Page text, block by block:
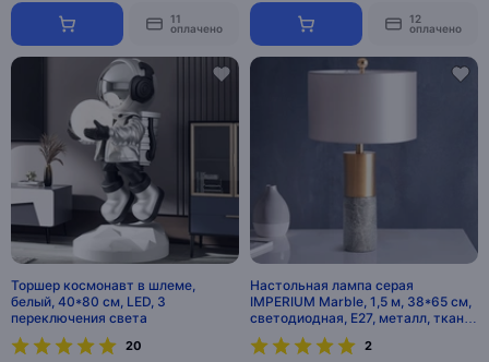
11
оплачено
12
оплачено
Торшер космонавт в шлеме,
белый, 40*80 см, LED, 3
переключения света
20
Настольная лампа серая
IMPERIUM Marble, 1,5 м, 38*65 см,
светодиодная, E27, металл, ткань,
современный
2